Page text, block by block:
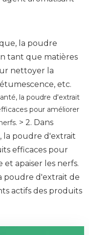
la poudre
tant que matières
nettoyer la
etc.
la poudre d'extrait
pour améliorer
> 2. Dans
la poudre d'extrait
efficaces pour
apaiser les nerfs.
poudre d'extrait de
actifs des produits